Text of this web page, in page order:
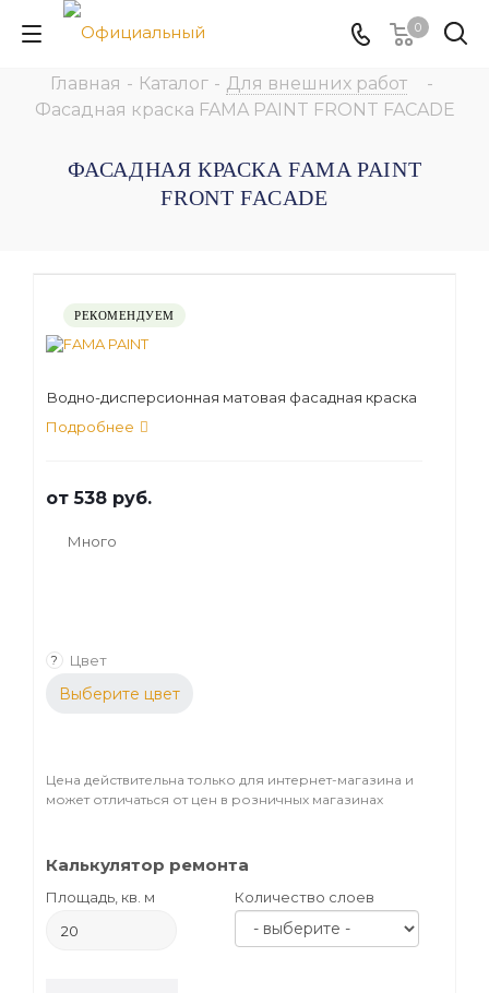
0
Главная - Каталог - Для внешних работ
-
Фасадная краска FAMA PAINT FRONT FACADE
ФАСАДНАЯ КРАСКА FAMA PAINT
FRONT FACADE
РЕКОМЕНДУЕМ
Водно-дисперсионная матовая фасадная краска
Подробнее
от538 руб.
Много
? Цвет
Выберите цвет
Цена действительна только для интернет-магазина и
может отличаться от цен в розничных магазинах
Калькулятор ремонта
Площадь, кв. м Количество слоев